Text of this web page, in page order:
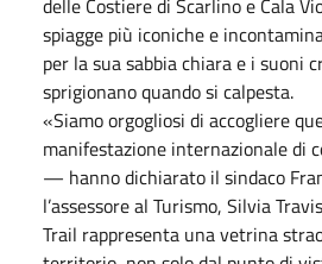
spiagge più iconiche e
per la sua sabbia chiara e i suoni
sprigionano quando si calpesta.
«Siamo orgogliosi di accogliere
manifestazione internazionale di
— hanno dichiarato il sindaco
l’assessore al Turismo, Silvia
Trail rappresenta una vetrina